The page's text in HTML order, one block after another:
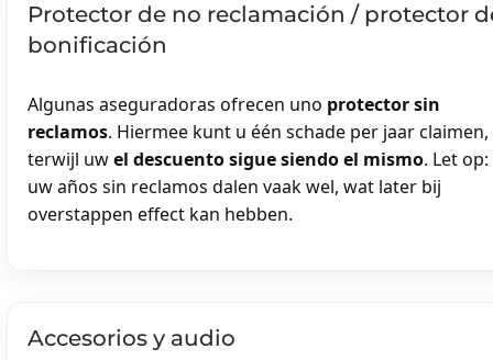
Protector de no reclamación / protector
bonificación
Algunas aseguradoras ofrecen uno protector sin
reclamos. Hiermee kunt u één schade per jaar claimen,
terwijl uwel descuento sigue siendo el mismo. Let op:
uw años sin reclamos dalen vaak wel, wat later bij
overstappen effect kan hebben.
Accesorios y audio